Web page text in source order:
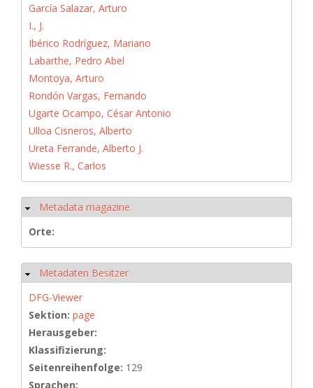
García Salazar, Arturo
I., J.
Ibérico Rodríguez, Mariano
Labarthe, Pedro Abel
Montoya, Arturo
Rondón Vargas, Fernando
Ugarte Ocampo, César Antonio
Ulloa Cisneros, Alberto
Ureta Ferrande, Alberto J.
Wiesse R., Carlos
Ausblenden
Metadata magazine
Orte:
Ausblenden
Metadaten Besitzer
DFG-Viewer
Sektion: page
Herausgeber:
Klassifizierung:
Seitenreihenfolge: 129
Sprachen: